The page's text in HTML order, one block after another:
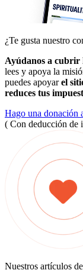
¿Te gusta nuestro
Ayúdanos a cubrir
lees y apoya la
puedes apoyarel
reduces tus
Hago una donación
( Con deducción de
Nuestros artículos